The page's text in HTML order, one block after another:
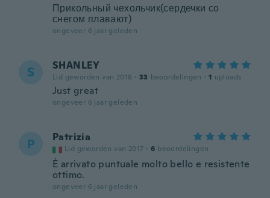
Прикольный чехольчик(сердечки со
снегом плавают)
ongeveer 6 jaar geleden
S SHANLEY
Lid geworden van 2018 · 33 beoordelingen · 1 uploads
Just great
ongeveer 6 jaar geleden
P Patrizia
Lid geworden van 2017 · 6 beoordelingen
È arrivato puntuale molto bello e resistente
ottimo.
ongeveer 6 jaar geleden